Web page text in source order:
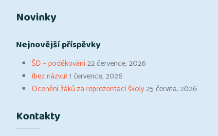
Novinky
Nejnovější příspěvky
ŠD – poděkování22 července, 2026
(bez názvu)1 července, 2026
Ocenění žáků za reprezentaci školy25 června, 2026
Kontakty